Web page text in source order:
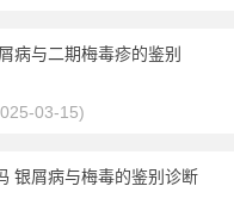
病与二期梅毒疹的鉴别
03-15)
银屑病与梅毒的鉴别诊断